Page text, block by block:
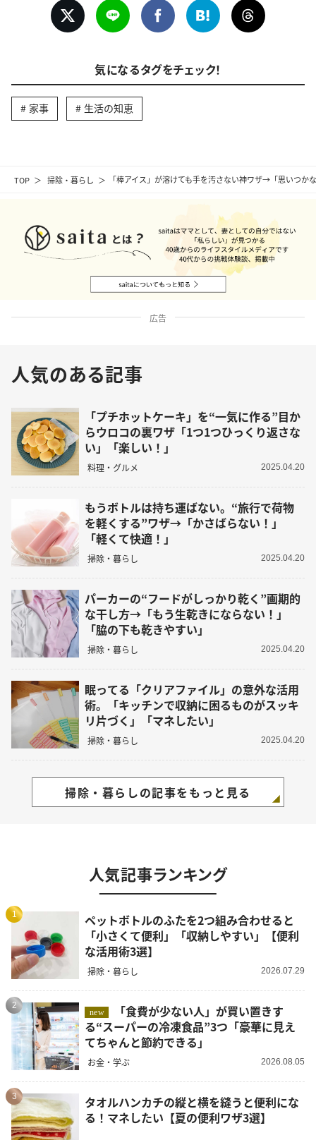
TOP 掃除・暮らし 「棒アイス」が溶けても手を汚さない神ワザ→「思いつか
気になるタグをチェック！
家事 生活の知恵
広告
人気のある記事
「プチホットケーキ」を“一気に作る”目か
らウロコの裏ワザ「1つ1つひっくり返さな
い」「楽しい！」
料理・グルメ 2025.04.20
もうボトルは持ち運ばない。“旅行で荷物
を軽くする”ワザ→「かさばらない！」
「軽くて快適！」
掃除・暮らし 2025.04.20
パーカーの“フードがしっかり乾く”画期的
な干し方→「もう生乾きにならない！」
「脇の下も乾きやすい」
掃除・暮らし 2025.04.20
眠ってる「クリアファイル」の意外な活用
術。「キッチンで収納に困るものがスッキ
リ片づく」「マネしたい」
掃除・暮らし 2025.04.20
掃除・暮らしの記事をもっと見る
人気記事ランキング
1
ペットボトルのふたを2つ組み合わせると
「小さくて便利」「収納しやすい」【便利
な活用術3選】
掃除・暮らし 2026.07.29
2
new
る“スーパーの冷凍食品”3つ「豪華に見え
てちゃんと節約できる」
お金・学ぶ 2026.08.05
3
タオルハンカチの縦と横を縫うと便利にな
る！マネしたい【夏の便利ワザ3選】